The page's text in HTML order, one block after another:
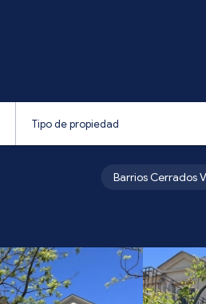
Barrios Cerrados